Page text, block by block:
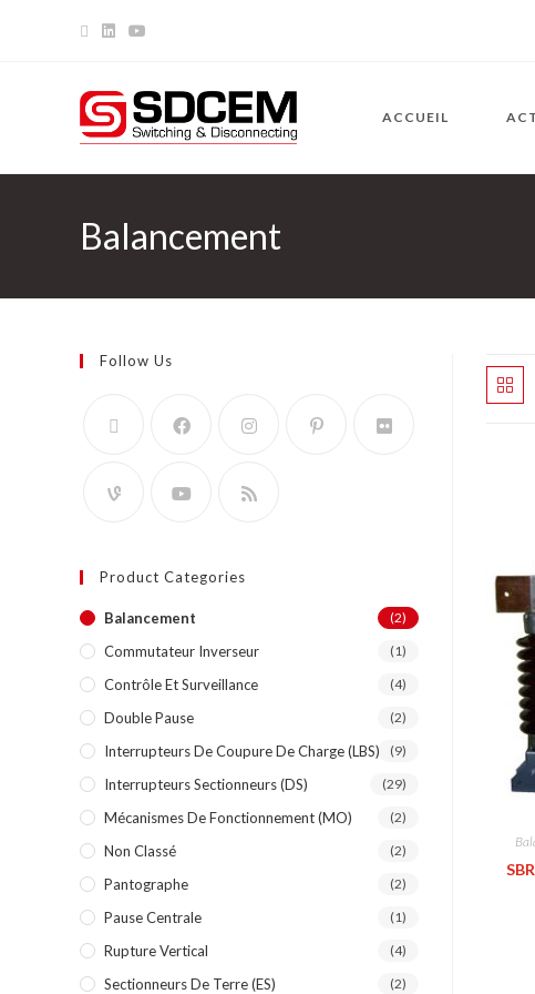
ACCUEIL
Balancement
Follow Us
Product Categories
Balancement (2)
Commutateur Inverseur (1)
Contrôle Et Surveillance (4)
Double Pause (2)
Interrupteurs De Coupure De Charge (LBS) (9)
Interrupteurs Sectionneurs (DS) (29)
Mécanismes De Fonctionnement (MO) (2)
Non Classé (2)
Pantographe (2)
Pause Centrale (1)
Rupture Vertical (4)
Sectionneurs De Terre (ES) (2)